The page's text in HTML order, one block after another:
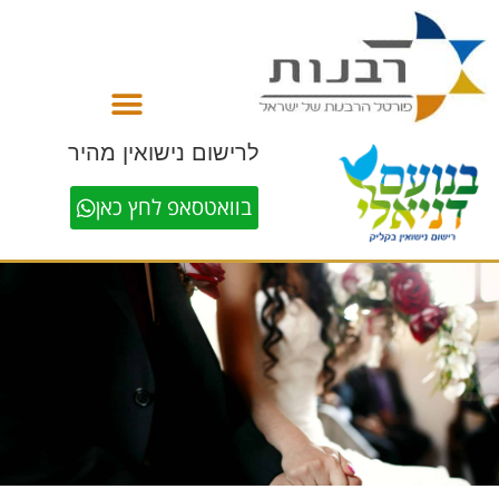
לרישום נישואין מהיר
בוואטסאפ לחץ כאן